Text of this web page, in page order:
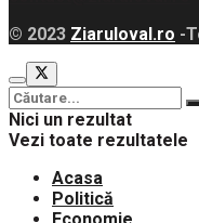
© 2023 Ziaruloval.ro -
Nici un rezultat
Vezi toate rezultatele
Acasa
Politică